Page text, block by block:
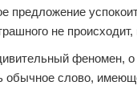
предложение
не
феномен,
обычное слово,